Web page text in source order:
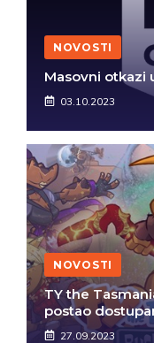
NOVOSTI
Masovni otkazi
03.10.2023
NOVOSTI
TY the
postao
27.09.2023